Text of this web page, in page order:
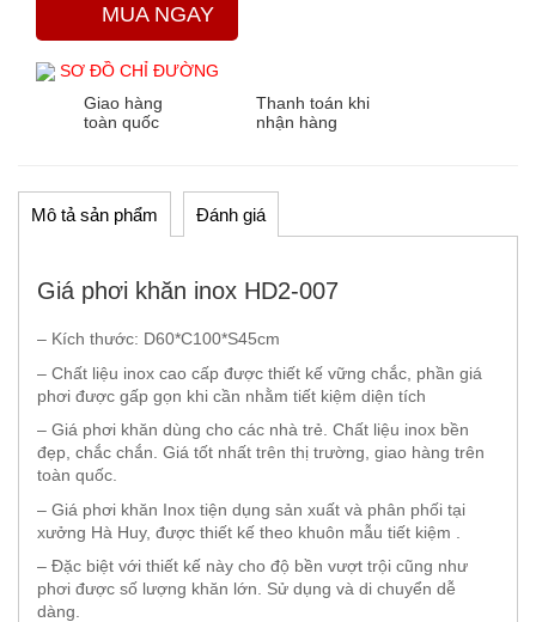
MUA NGAY
SƠ ĐỒ CHỈ ĐƯỜNG
Giao hàng
toàn quốc
Thanh toán khi
nhận hàng
Mô tả sản phẩm Đánh giá
Giá phơi khăn inox HD2-007
– Kích thước: D60*C100*S45cm
– Chất liệu inox cao cấp được thiết kế vững chắc, phần giá
phơi được gấp gọn khi cần nhằm tiết kiệm diện tích
– Giá phơi khăn dùng cho các nhà trẻ. Chất liệu inox bền
đẹp, chắc chắn. Giá tốt nhất trên thị trường, giao hàng trên
toàn quốc.
– Giá phơi khăn Inox tiện dụng sản xuất và phân phối tại
xưởng Hà Huy, được thiết kế theo khuôn mẫu tiết kiệm .
– Đặc biệt với thiết kế này cho độ bền vượt trội cũng như
phơi được số lượng khăn lớn. Sử dụng và di chuyển dễ
dàng.